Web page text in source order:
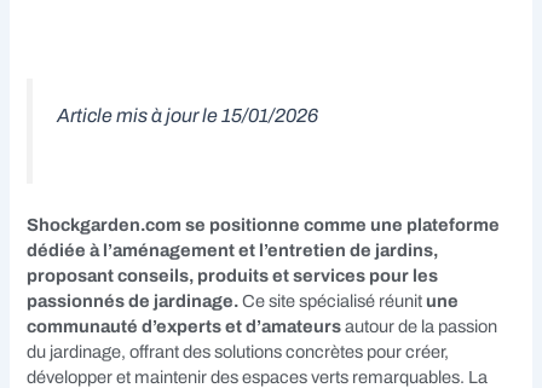
Article mis à jour le 15/01/2026
Shockgarden.com se positionne comme une plateforme
dédiée à l’aménagement et l’entretien de jardins,
proposant conseils, produits et services pour les
passionnés de jardinage.Ce site spécialisé réunit une
communauté d’experts et d’amateursautour de la passion
du jardinage, offrant des solutions concrètes pour créer,
développer et maintenir des espaces verts remarquables. La